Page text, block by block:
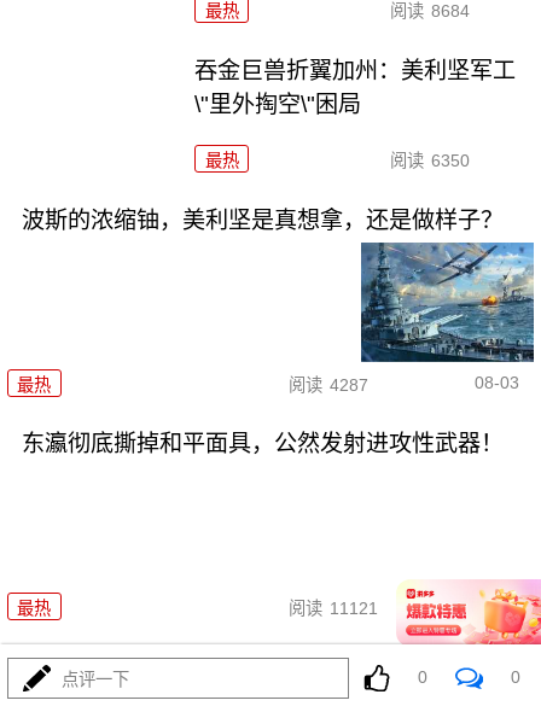
最热 阅读 8684
吞金巨兽折翼加州：美利坚军工
\"里外掏空\"困局
最热 阅读 6350
波斯的浓缩铀，美利坚是真想拿，还是做样子？
最热 阅读 4287 08-03
东瀛彻底撕掉和平面具，公然发射进攻性武器！
最热 阅读 11121 08-03
海锁波斯还不够，特朗普又生毒计，陆地也要封
点评一下 0 0